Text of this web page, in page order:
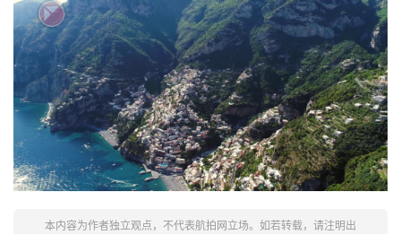
本内容为作者独立观点，不代表航拍网立场。如若转载，请注明出